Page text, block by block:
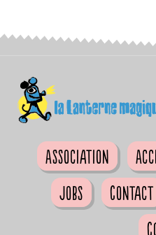
Association
Jobs
Contact